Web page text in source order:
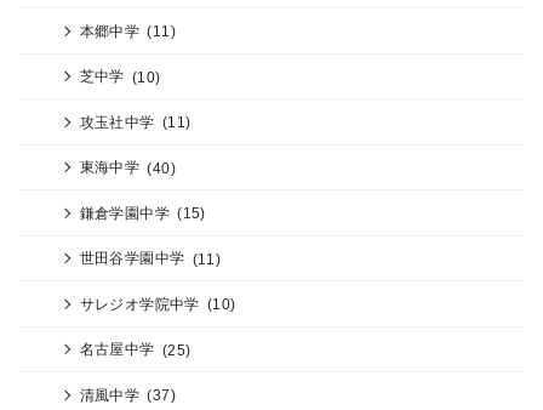
本郷中学 (11)
芝中学 (10)
攻玉社中学 (11)
東海中学 (40)
鎌倉学園中学 (15)
世田谷学園中学 (11)
サレジオ学院中学 (10)
名古屋中学 (25)
清風中学 (37)